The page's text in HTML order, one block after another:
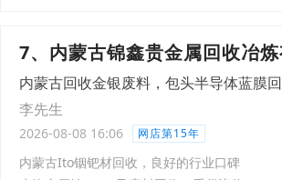
7、内蒙古锦鑫贵金属回收冶
内蒙古回收金银废料，包头半导体蓝膜
李先生
2026-08-08 16:06 网店第15年
内蒙古Ito铟钯材回收，良好的行业口碑